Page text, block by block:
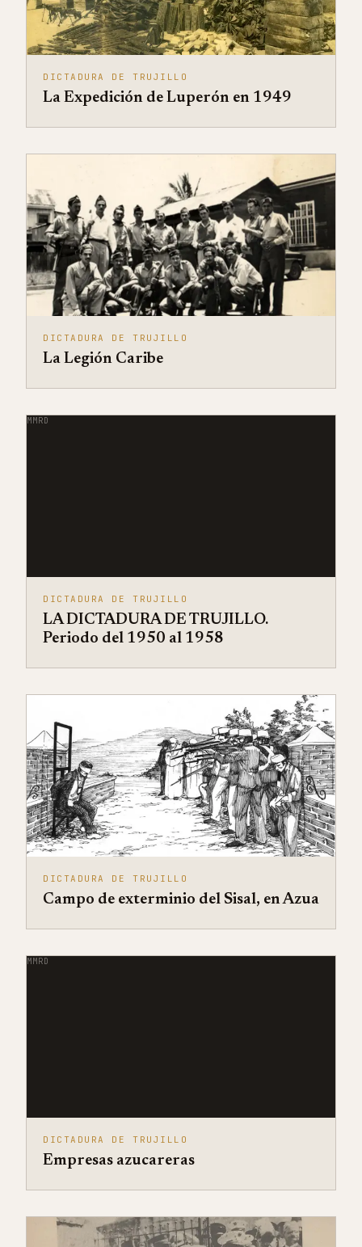
DICTADURA DE TRUJILLO
La Expedición de Luperón en 1949
DICTADURA DE TRUJILLO
La Legión Caribe
MMRD
DICTADURA DE TRUJILLO
LA DICTADURA DE TRUJILLO.
Periodo del 1950 al 1958
DICTADURA DE TRUJILLO
Campo de exterminio del Sisal, en Azua
MMRD
DICTADURA DE TRUJILLO
Empresas azucareras